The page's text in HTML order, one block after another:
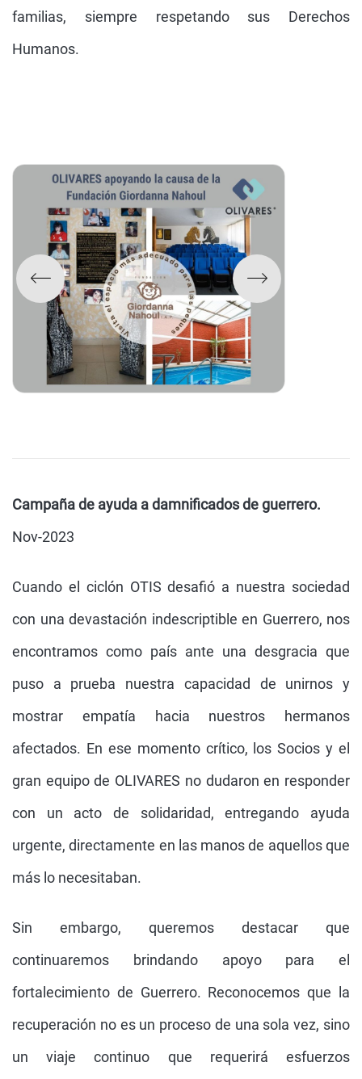
familias, siempre respetando sus Derechos
Humanos.
Campaña de ayuda a damnificados de guerrero.
Nov-2023
Cuando el ciclón OTIS desafió a nuestra sociedad
con una devastación indescriptible en Guerrero, nos
encontramos como país ante una desgracia que
puso a prueba nuestra capacidad de unirnos y
mostrar empatía hacia nuestros hermanos
afectados. En ese momento crítico, los Socios y el
gran equipo de OLIVARES no dudaron en responder
con un acto de solidaridad, entregando ayuda
urgente, directamente en las manos de aquellos que
más lo necesitaban.
Sin embargo, queremos destacar que
continuaremos brindando apoyo para el
fortalecimiento de Guerrero. Reconocemos que la
recuperación no es un proceso de una sola vez, sino
un viaje continuo que requerirá esfuerzos